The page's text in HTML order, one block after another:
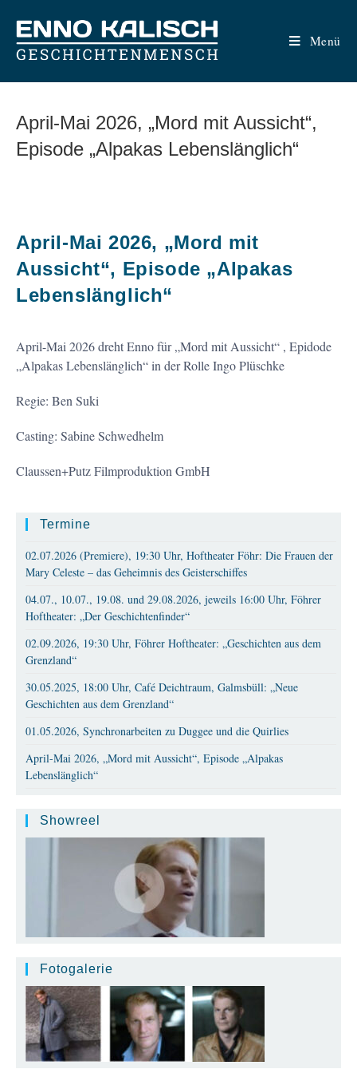
Inhalt
springen
Menü
April-Mai 2026, „Mord mit Aussicht“,
Episode „Alpakas Lebenslänglich“
April-Mai 2026, „Mord mit
Aussicht“, Episode „Alpakas
Lebenslänglich“
April-Mai 2026 dreht Enno für „Mord mit Aussicht“ , Epidode
„Alpakas Lebenslänglich“ in der Rolle Ingo Plüschke
Regie: Ben Suki
Casting: Sabine Schwedhelm
Claussen+Putz Filmproduktion GmbH
Termine
02.07.2026 (Premiere), 19:30 Uhr, Hoftheater Föhr: Die Frauen der
Mary Celeste – das Geheimnis des Geisterschiffes
04.07., 10.07., 19.08. und 29.08.2026, jeweils 16:00 Uhr, Föhrer
Hoftheater: „Der Geschichtenfinder“
02.09.2026, 19:30 Uhr, Föhrer Hoftheater: „Geschichten aus dem
Grenzland“
30.05.2025, 18:00 Uhr, Café Deichtraum, Galmsbüll: „Neue
Geschichten aus dem Grenzland“
01.05.2026, Synchronarbeiten zu Duggee und die Quirlies
April-Mai 2026, „Mord mit Aussicht“, Episode „Alpakas
Lebenslänglich“
Showreel
Fotogalerie